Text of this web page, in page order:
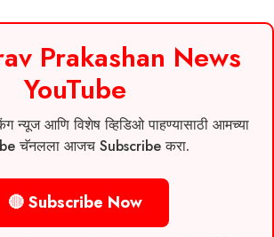
Prakashan News
YouTube
न्यूज आणि विशेष व्हिडिओ पाहण्यासाठी आमच्या
चॅनलला आजच Subscribe करा.
🔴 Subscribe Now